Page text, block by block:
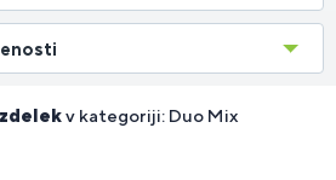
v kategoriji: Duo Mix